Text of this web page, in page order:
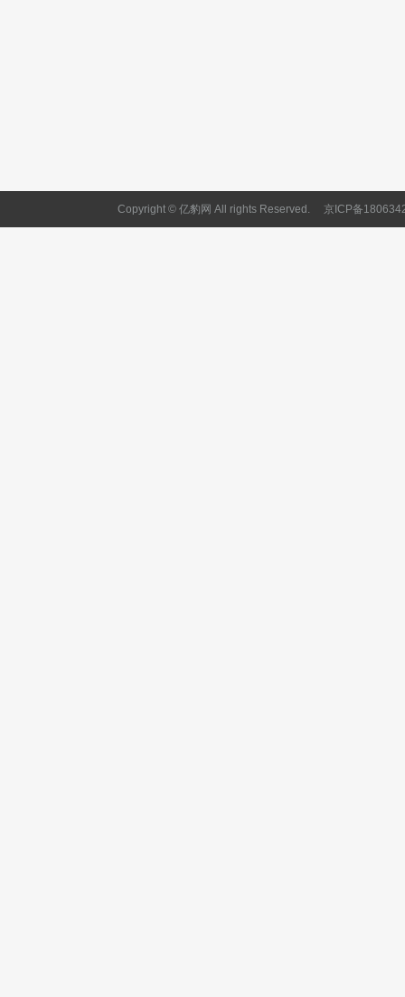
Copyright © 亿豹网 All rights Reserved. 京ICP备